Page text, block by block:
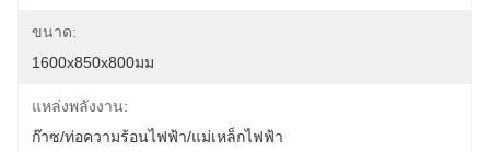
ขนาด:
1600x850x800มม
แหล่งพลังงาน:
ก๊าซ/ท่อความร้อนไฟฟ้า/แม่เหล็กไฟฟ้า